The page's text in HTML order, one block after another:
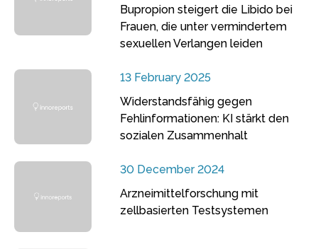
Bupropion steigert die Libido bei
Frauen, die unter vermindertem
sexuellen Verlangen leiden
13 February 2025
Widerstandsfähig gegen
Fehlinformationen: KI stärkt den
sozialen Zusammenhalt
30 December 2024
Arzneimittelforschung mit
zellbasierten Testsystemen